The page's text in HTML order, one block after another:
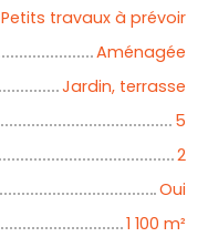
Petits travaux à prévoir
Aménagée
Jardin, terrasse
5
2
Oui
1 100 m²